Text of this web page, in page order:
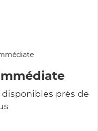
près de